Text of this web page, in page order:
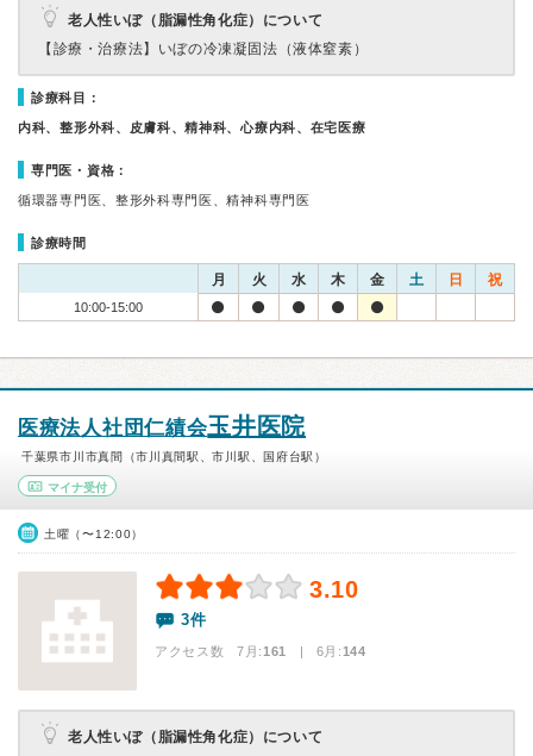
老人性いぼ（脂漏性角化症）について
【診療・治療法】 いぼの冷凍凝固法（液体窒素）
診療科目：
内科、整形外科、皮膚科、精神科、心療内科、在宅医療
専門医・資格：
循環器専門医、整形外科専門医、精神科専門医
診療時間
月 火 水 木 金 土 日 祝
10:00-15:00
医療法人社団仁績会玉井医院
千葉県市川市真間（市川真間駅、市川駅、国府台駅）
マイナ受付
土曜（〜12:00）
3.10
3件
アクセス数 7月:161 | 6月:144
老人性いぼ（脂漏性角化症）について